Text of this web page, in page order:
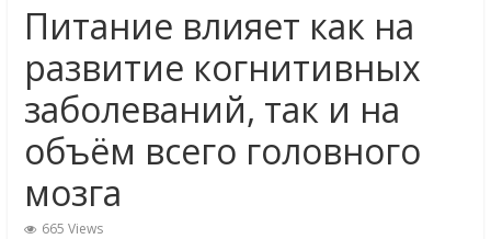
Питание влияет как на
развитие когнитивных
заболеваний, так и на
объём всего головного
мозга
665 Views